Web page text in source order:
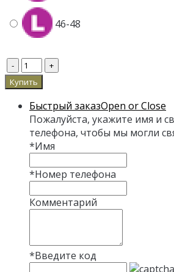
46-48
Быстрый заказOpen or Close
Пожалуйста, укажите имя и
телефона, чтобы мы могли
*Имя
*Номер телефона
Комментарий
*Введите код